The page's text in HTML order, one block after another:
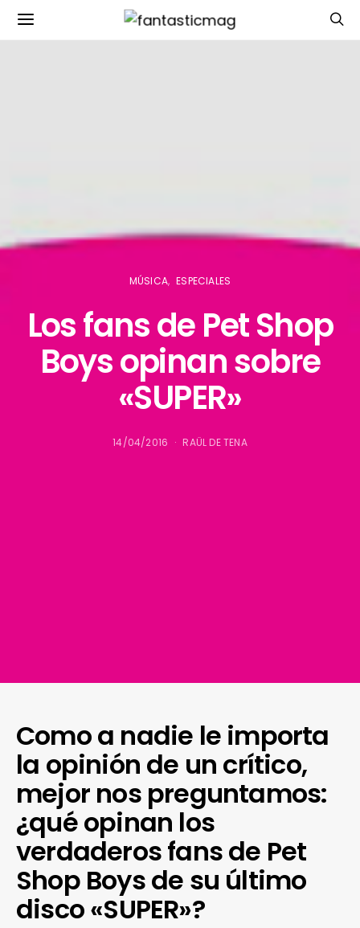
MÚSICA ESPECIALES
Los fans de Pet Shop
Boys opinan sobre
«SUPER»
14/04/2016 RAÜL DE TENA
Como a nadie le importa
la opinión de un crítico,
mejor nos preguntamos:
¿qué opinan los
verdaderos fans de Pet
Shop Boys de su último
disco «SUPER»?